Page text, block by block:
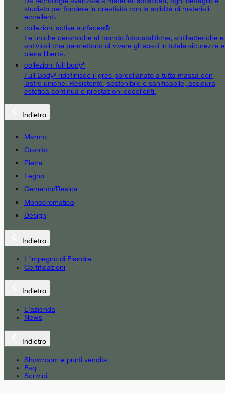
studiato per fondere la creatività con la solidità di materiali
eccellenti.
collezioni active surfaces®
Le uniche ceramiche al mondo fotocatalitiche, antibatteriche e
antivirali che permettono di vivere gli spazi in totale sicurezza e
piena libertà.
collezioni full body³
Full Body³ ridefinisce il gres porcellanato a tutta massa con
lastre uniche. Resistente, sostenibile e sanificabile, assicura
estetica continua e prestazioni eccellenti.
Indietro
Marmo
Granito
Pietra
Legno
Cemento/Resina
Monocromatico
Design
Indietro
L'impegno di Fiandre
Certificazioni
Indietro
L'azienda
News
Indietro
Showroom e punti vendita
Faq
Scrivici